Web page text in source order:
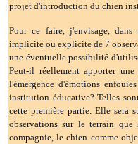
projet d'introduction du chien
Pour ce faire, j'envisage,
implicite ou explicite de 7
une éventuelle possibilité
Peut-il réellement apporter
l'émergence d'émotions
institution éducative? Telles
cette première partie. Elle sera
observations sur le terrain
compagnie, le chien comme